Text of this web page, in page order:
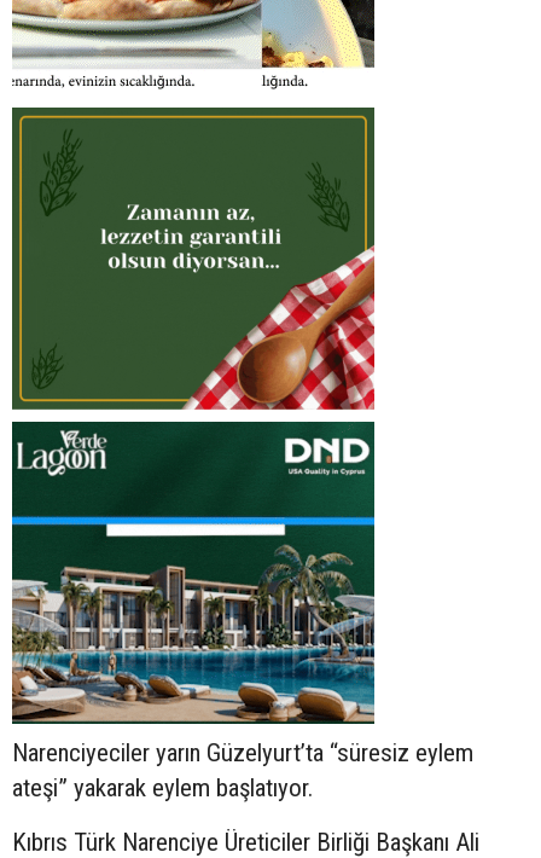
Narenciyeciler yarın Güzelyurt’ta “süresiz eylem
ateşi” yakarak eylem başlatıyor.
Kıbrıs Türk Narenciye Üreticiler Birliği Başkanı Ali